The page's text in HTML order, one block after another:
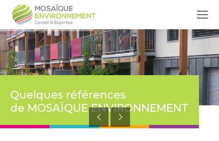
Quelques références
de MOSAÏQUE ENVIRONNEMENT